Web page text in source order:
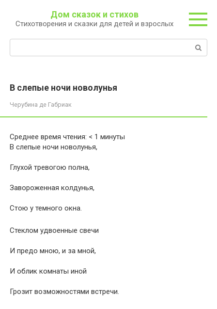
контенту
Дом сказок и стихов
Стихотворения и сказки для детей и взрослых
В слепые ночи новолунья
Черубина де Габриак
Среднее время чтения: < 1 минуты
В слепые ночи новолунья,
Глухой тревогою полна,
Завороженная колдунья,
Стою у темного окна.
Стеклом удвоенные свечи
И предо мною, и за мной,
И облик комнаты иной
Грозит возможностями встречи.